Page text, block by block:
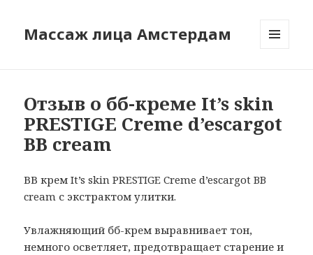
Массаж лица Амстердам
Отзыв о бб-креме It’s skin
PRESTIGE Creme d’escargot
BB cream
ВВ крем It’s skin PRESTIGE Creme d’escargot BB
cream с экстрактом улитки.
Увлажняющий бб-крем выравнивает тон,
немного осветляет, предотвращает старение и